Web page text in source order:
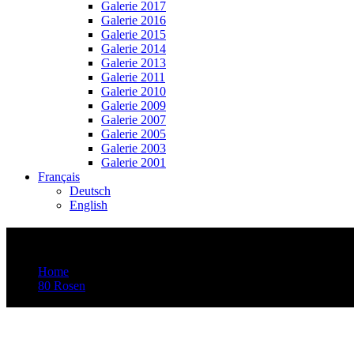
Galerie 2017
Galerie 2016
Galerie 2015
Galerie 2014
Galerie 2013
Galerie 2011
Galerie 2010
Galerie 2009
Galerie 2007
Galerie 2005
Galerie 2003
Galerie 2001
Français
Deutsch
English
Home
80 Rosen